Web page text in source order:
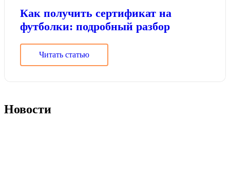
Как получить сертификат на
футболки: подробный разбор
Читать статью
Новости